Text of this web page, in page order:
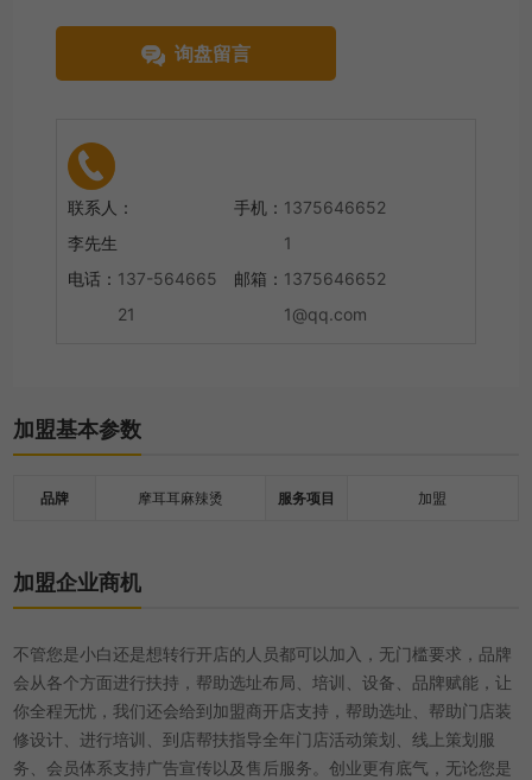
询盘留言
联系人：
李先生
手机： 1375646652
1
电话： 137-564665
21
邮箱： 1375646652
1@qq.com
加盟基本参数
品牌 摩耳耳麻辣烫 服务项目 加盟
加盟企业商机
不管您是小白还是想转行开店的人员都可以加入，无门槛要求，品牌
会从各个方面进行扶持，帮助选址布局、培训、设备、品牌赋能，让
你全程无忧，我们还会给到加盟商开店支持，帮助选址、帮助门店装
修设计、进行培训、到店帮扶指导全年门店活动策划、线上策划服
务、会员体系支持广告宣传以及售后服务。创业更有底气，无论您是